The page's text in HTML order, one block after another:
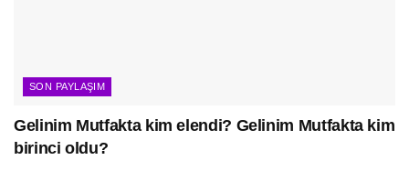
SON PAYLAŞIM
Gelinim Mutfakta kim elendi? Gelinim Mutfakta kim
birinci oldu?